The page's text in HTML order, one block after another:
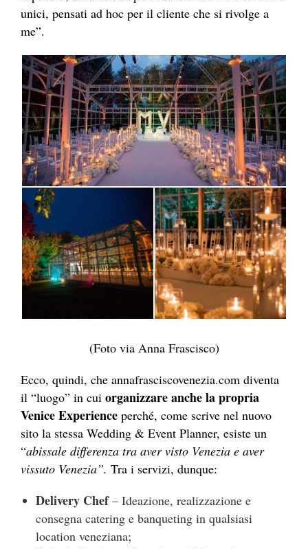
unici, pensati ad hoc per il cliente che si rivolge a
me”.
(Foto via Anna Frascisco)
Ecco, quindi, che annafrasciscovenezia.com diventa
il “luogo” in cui organizzare anche la propria
Venice Experience perché, come scrive nel nuovo
sito la stessa Wedding & Event Planner, esiste un
“abissale differenza tra aver visto Venezia e aver
vissuto Venezia”. Tra i servizi, dunque:
Delivery Chef– Ideazione, realizzazione e
consegna catering e banqueting in qualsiasi
location veneziana;